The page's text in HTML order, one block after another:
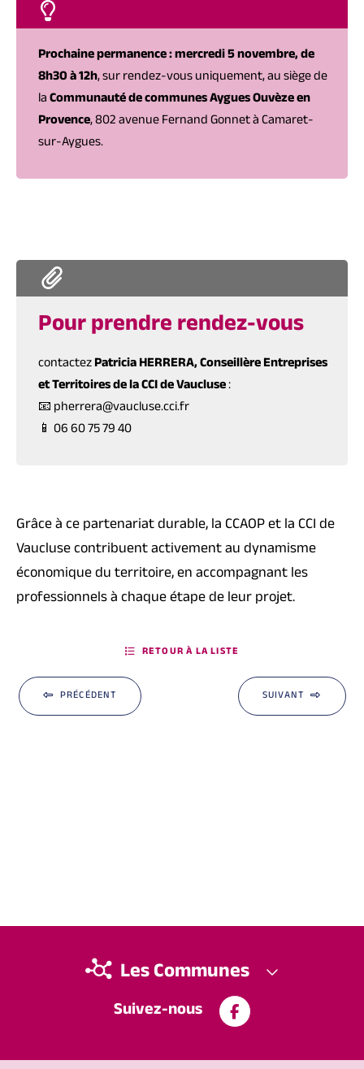
Prochaine permanence : mercredi 5 novembre, de
8h30 à 12h, sur rendez-vous uniquement, au siège de
laCommunauté de communes Aygues Ouvèze en
Provence, 802 avenue Fernand Gonnet à Camaret-
sur-Aygues.
Pour prendre rendez-vous
contactezPatricia HERRERA, Conseillère Entreprises
et Territoires de la CCI de Vaucluse:
📧 pherrera@vaucluse.cci.fr
📱 06 60 75 79 40
Grâce à ce partenariat durable, la CCAOP et la CCI de
Vaucluse contribuent activement au dynamisme
économique du territoire, en accompagnant les
professionnels à chaque étape de leur projet.
PRÉCÉDENT
RETOUR À LA LISTE
SUIVANT
Suivez-nous
Les Communes